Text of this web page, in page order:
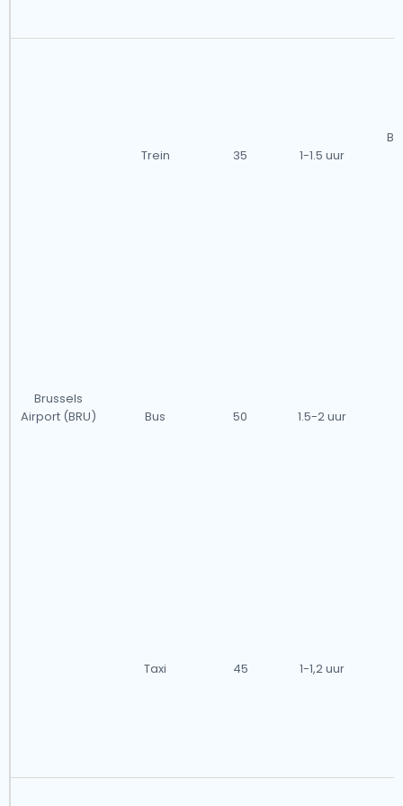
Brussels
Airport (BRU)
Trein 35 1-1.5 uur
Bus 50 1.5-2 uur
Taxi 45 1-1,2 uur